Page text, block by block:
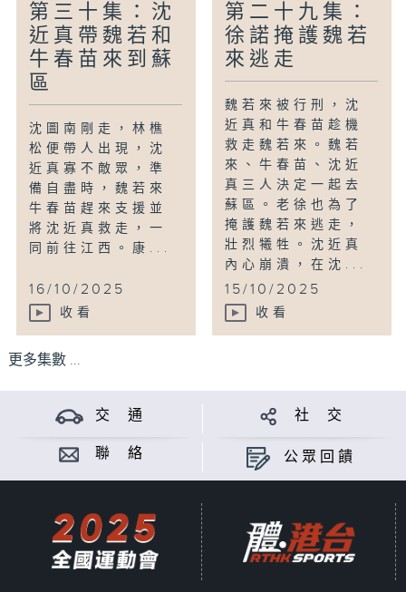
第三十集：沈
近真帶魏若和
牛春苗來到蘇
區
沈圖南剛走，林樵
松便帶人出現，沈
近真寡不敵眾，準
備自盡時，魏若來
牛春苗趕來支援並
將沈近真救走，一
同前往江西。康...
16/10/2025
收看
第二十九集：
徐諾掩護魏若
來逃走
魏若來被行刑，沈
近真和牛春苗趁機
救走魏若來。魏若
來、牛春苗、沈近
真三人決定一起去
蘇區。老徐也為了
掩護魏若來逃走，
壯烈犧牲。沈近真
內心崩潰，在沈...
15/10/2025
收看
更多集數 ...
交 通 社 交
聯 絡 公眾回饋